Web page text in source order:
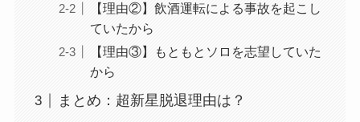
【理由②】飲酒運転による事故を起こし
ていたから
【理由③】もともとソロを志望していた
から
まとめ：超新星脱退理由は？